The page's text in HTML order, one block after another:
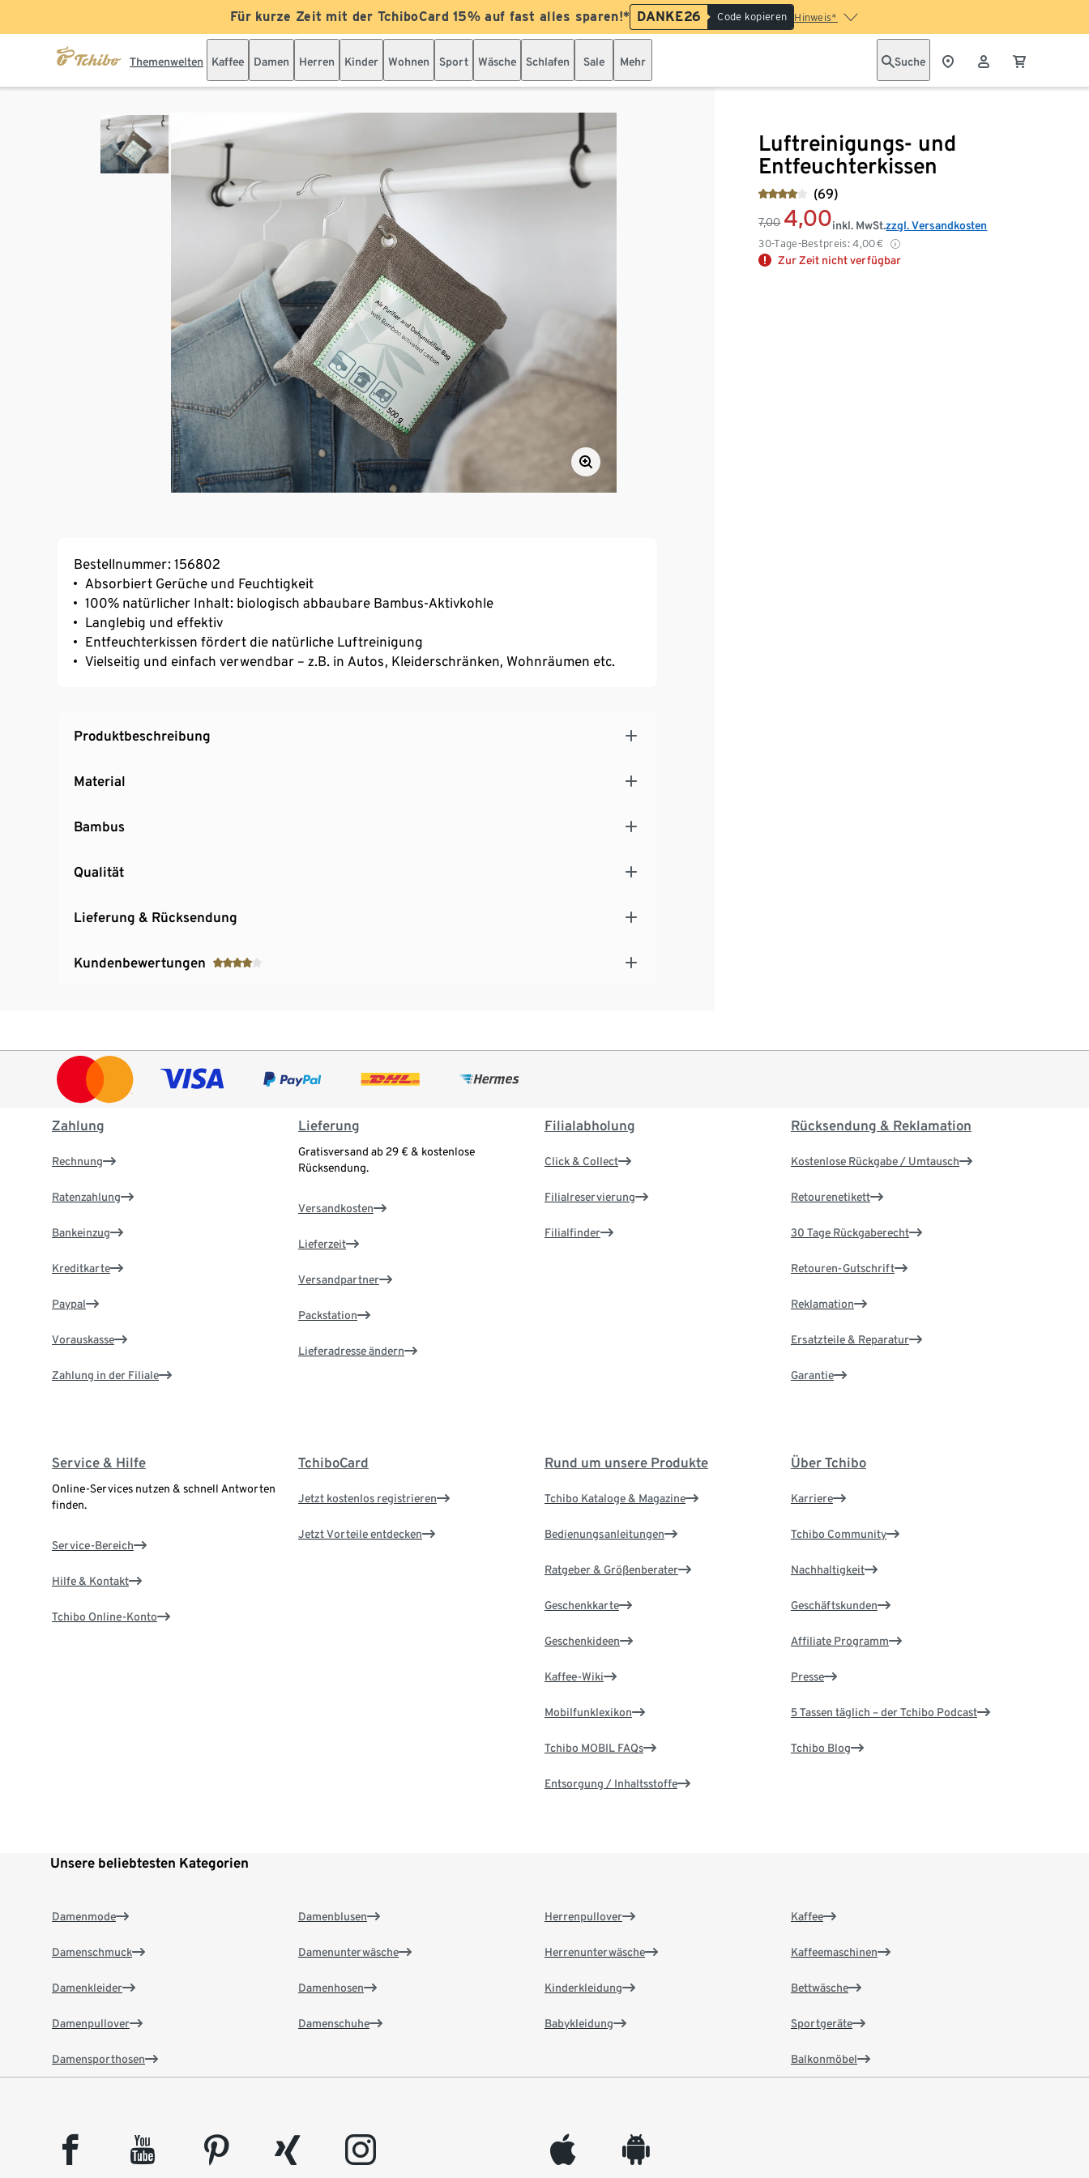
Für kurze Zeit mit der TchiboCard 15% auf fast alles sparen!* DANKE26 Code kopieren Hinweis*
Themenwelten Kaffee Damen Herren Kinder Wohnen Sport Wäsche Schlafen Sale Mehr Suche
Luftreinigungs- und
Entfeuchterkissen
(69)
7,00 4,00
30-Tage-Bestpreis: 4,00€
inkl. MwSt.zzgl. Versandkosten
Zur Zeit nicht verfügbar
Bestellnummer: 156802
Absorbiert Gerüche und Feuchtigkeit
100% natürlicher Inhalt: biologisch abbaubare Bambus-Aktivkohle
Langlebig und effektiv
Entfeuchterkissen fördert die natürliche Luftreinigung
Vielseitig und einfach verwendbar – z.B. in Autos, Kleiderschränken, Wohnräumen etc.
Produktbeschreibung
Material
Bambus
Qualität
Lieferung & Rücksendung
Kundenbewertungen
Zahlung
Rechnung
Ratenzahlung
Bankeinzug
Kreditkarte
Paypal
Vorauskasse
Zahlung in der Filiale
Lieferung
Gratisversand ab 29 € & kostenlose
Rücksendung.
Versandkosten
Lieferzeit
Versandpartner
Packstation
Lieferadresse ändern
Filialabholung
Click & Collect
Filialreservierung
Filialfinder
Rücksendung & Reklamation
Kostenlose Rückgabe / Umtausch
Retourenetikett
30 Tage Rückgaberecht
Retouren-Gutschrift
Reklamation
Ersatzteile & Reparatur
Garantie
Service & Hilfe
Online-Services nutzen & schnell Antworten
finden.
Service-Bereich
Hilfe & Kontakt
Tchibo Online-Konto
TchiboCard
Jetzt kostenlos registrieren
Jetzt Vorteile entdecken
Rund um unsere Produkte
Tchibo Kataloge & Magazine
Bedienungsanleitungen
Ratgeber & Größenberater
Geschenkkarte
Geschenkideen
Kaffee-Wiki
Mobilfunklexikon
Tchibo MOBIL FAQs
Entsorgung / Inhaltsstoffe
Über Tchibo
Karriere
Tchibo Community
Nachhaltigkeit
Geschäftskunden
Affiliate Programm
Presse
5 Tassen täglich – der Tchibo Podcast
Tchibo Blog
Unsere beliebtesten Kategorien
Damenmode
Damenschmuck
Damenkleider
Damenpullover
Damensporthosen
Damenblusen
Damenunterwäsche
Damenhosen
Damenschuhe
Herrenpullover
Herrenunterwäsche
Kinderkleidung
Babykleidung
Kaffee
Kaffeemaschinen
Bettwäsche
Sportgeräte
Balkonmöbel
facebook youtube pinterest xing instagram appleinc android